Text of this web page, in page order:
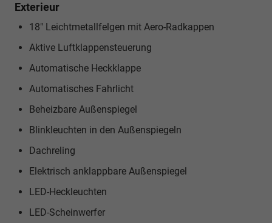
Exterieur
18" Leichtmetallfelgen mit Aero-Radkappen
Aktive Luftklappensteuerung
Automatische Heckklappe
Automatisches Fahrlicht
Beheizbare Außenspiegel
Blinkleuchten in den Außenspiegeln
Dachreling
Elektrisch anklappbare Außenspiegel
LED-Heckleuchten
LED-Scheinwerfer